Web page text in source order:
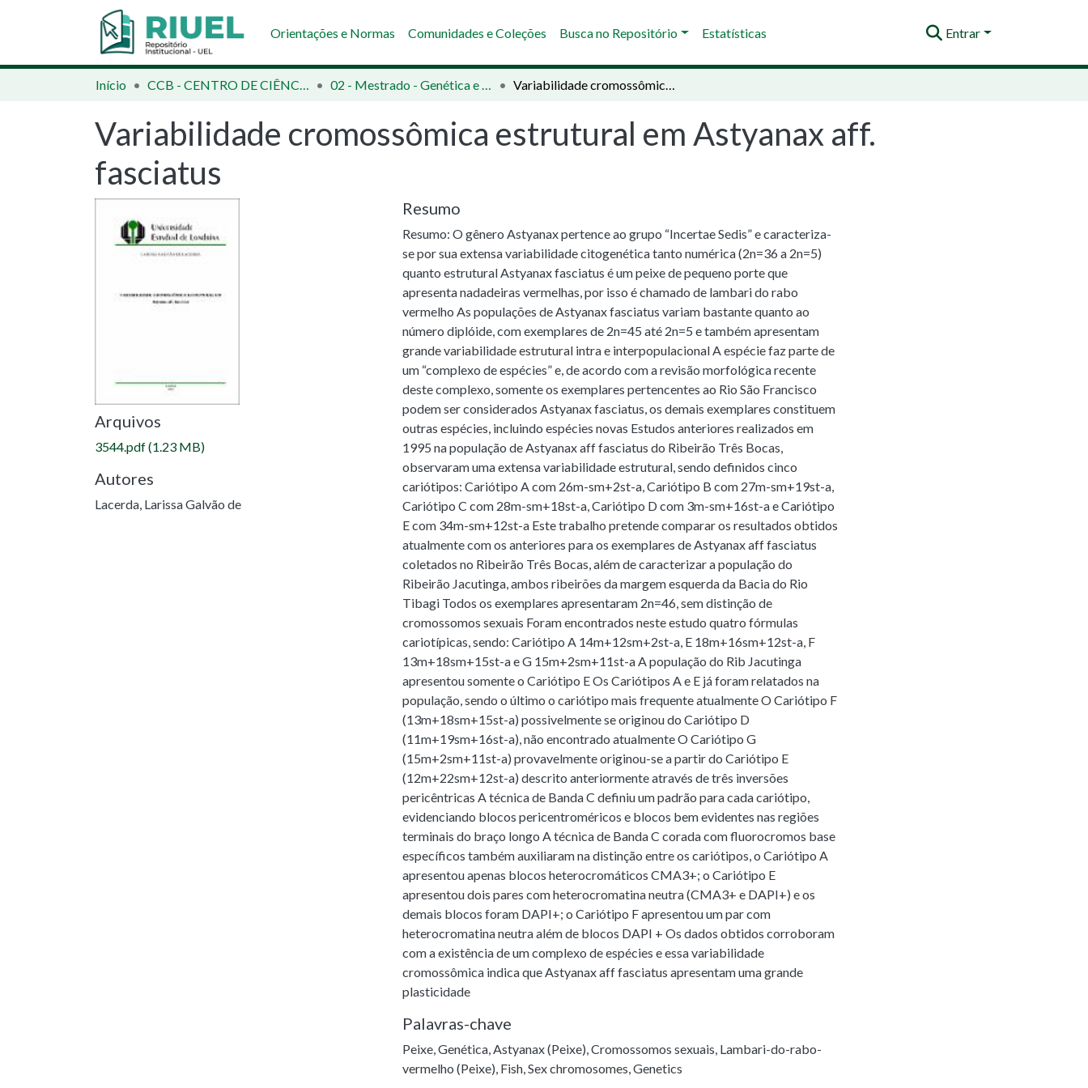
Orientações e Normas Comunidades e Coleções Busca no Repositório Estatísticas Entrar
Início CCB - CENTRO DE CIÊNCIAS BIOLÓGICAS 02 - Mestrado - Genética e Biologia Molecular Variabilidade cromossômica estrutural em Astyanax aff. fasciatus
Variabilidade cromossômica estrutural em Astyanax aff.
fasciatus
Arquivos
3544.pdf(1.23 MB)
Autores
Lacerda, Larissa Galvão de
Resumo
Resumo: O gênero Astyanax pertence ao grupo “Incertae Sedis” e caracteriza-
se por sua extensa variabilidade citogenética tanto numérica (2n=36 a 2n=5)
quanto estrutural Astyanax fasciatus é um peixe de pequeno porte que
apresenta nadadeiras vermelhas, por isso é chamado de lambari do rabo
vermelho As populações de Astyanax fasciatus variam bastante quanto ao
número diplóide, com exemplares de 2n=45 até 2n=5 e também apresentam
grande variabilidade estrutural intra e interpopulacional A espécie faz parte de
um “complexo de espécies” e, de acordo com a revisão morfológica recente
deste complexo, somente os exemplares pertencentes ao Rio São Francisco
podem ser considerados Astyanax fasciatus, os demais exemplares constituem
outras espécies, incluindo espécies novas Estudos anteriores realizados em
1995 na população de Astyanax aff fasciatus do Ribeirão Três Bocas,
observaram uma extensa variabilidade estrutural, sendo definidos cinco
cariótipos: Cariótipo A com 26m-sm+2st-a, Cariótipo B com 27m-sm+19st-a,
Cariótipo C com 28m-sm+18st-a, Cariótipo D com 3m-sm+16st-a e Cariótipo
E com 34m-sm+12st-a Este trabalho pretende comparar os resultados obtidos
atualmente com os anteriores para os exemplares de Astyanax aff fasciatus
coletados no Ribeirão Três Bocas, além de caracterizar a população do
Ribeirão Jacutinga, ambos ribeirões da margem esquerda da Bacia do Rio
Tibagi Todos os exemplares apresentaram 2n=46, sem distinção de
cromossomos sexuais Foram encontrados neste estudo quatro fórmulas
cariotípicas, sendo: Cariótipo A 14m+12sm+2st-a, E 18m+16sm+12st-a, F
13m+18sm+15st-a e G 15m+2sm+11st-a A população do Rib Jacutinga
apresentou somente o Cariótipo E Os Cariótipos A e E já foram relatados na
população, sendo o último o cariótipo mais frequente atualmente O Cariótipo F
(13m+18sm+15st-a) possivelmente se originou do Cariótipo D
(11m+19sm+16st-a), não encontrado atualmente O Cariótipo G
(15m+2sm+11st-a) provavelmente originou-se a partir do Cariótipo E
(12m+22sm+12st-a) descrito anteriormente através de três inversões
pericêntricas A técnica de Banda C definiu um padrão para cada cariótipo,
evidenciando blocos pericentroméricos e blocos bem evidentes nas regiões
terminais do braço longo A técnica de Banda C corada com fluorocromos base
específicos também auxiliaram na distinção entre os cariótipos, o Cariótipo A
apresentou apenas blocos heterocromáticos CMA3+; o Cariótipo E
apresentou dois pares com heterocromatina neutra (CMA3+ e DAPI+) e os
demais blocos foram DAPI+; o Cariótipo F apresentou um par com
heterocromatina neutra além de blocos DAPI + Os dados obtidos corroboram
com a existência de um complexo de espécies e essa variabilidade
cromossômica indica que Astyanax aff fasciatus apresentam uma grande
plasticidade
Palavras-chave
Peixe,Genética,Astyanax (Peixe),Cromossomos sexuais, Lambari-do-rabo-
vermelho (Peixe), Fish,Sex chromosomes,Genetics